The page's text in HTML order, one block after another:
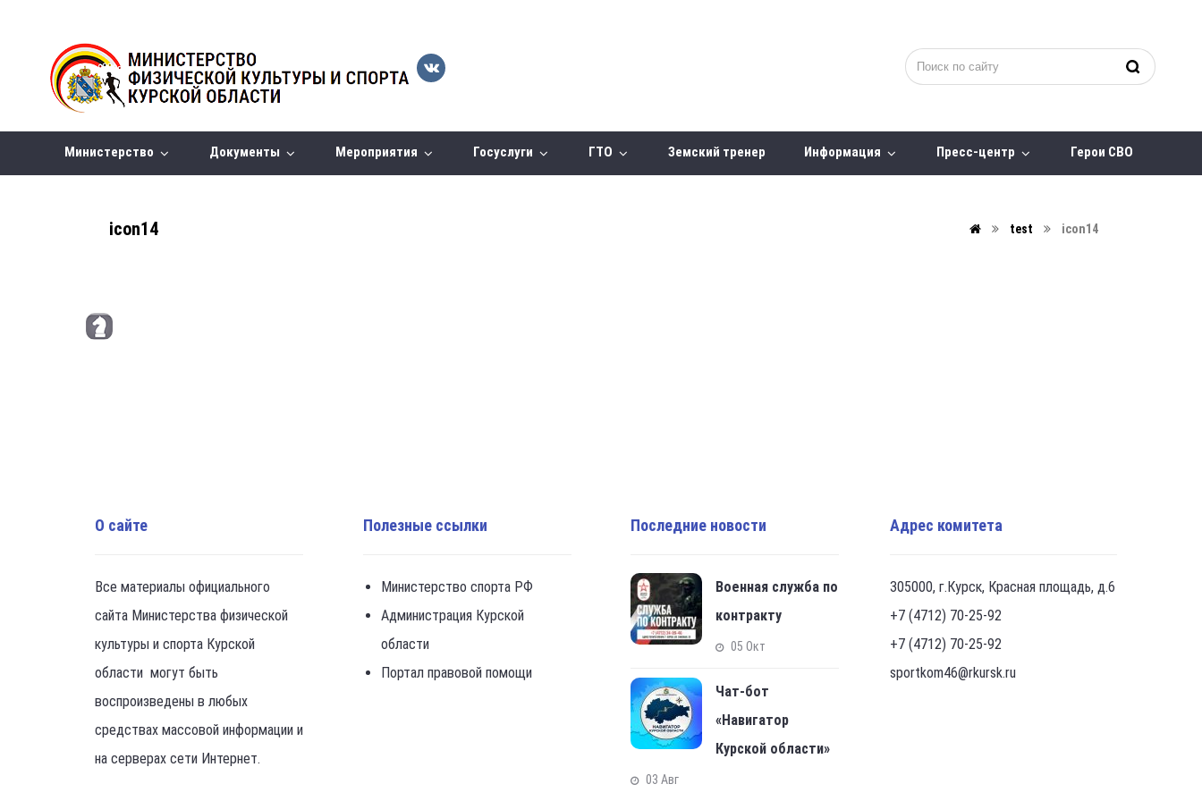
Министерство Документы Мероприятия Госуслуги ГТО Земский тренер Информация Пресс-центр Герои СВО
icon14 test icon14
О сайте
Все материалы официального
сайта Министерства физической
культуры и спорта Курской
области могут быть
воспроизведены в любых
средствах массовой информации и
на серверах сети Интернет.
Полезные ссылки
Министерство спорта РФ
Администрация Курской
области
Портал правовой помощи
Последние новости
Военная служба по
контракту
05 Окт
Чат-бот
«Навигатор
Курской области»
03 Авг
Адрес комитета
305000, г.Курск, Красная площадь, д.6
+7 (4712) 70-25-92
+7 (4712) 70-25-92
sportkom46@rkursk.ru